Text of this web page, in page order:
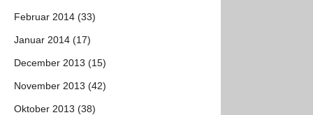
Februar 2014 (33)
Januar 2014 (17)
December 2013 (15)
November 2013 (42)
Oktober 2013 (38)